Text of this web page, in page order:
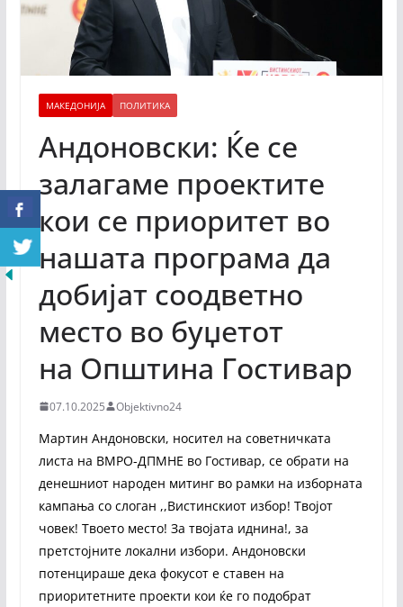
МАКЕДОНИЈА ПОЛИТИКА
Андоновски: Ќе се
залагаме проектите
кои се приоритет во
нашата програма да
добијат соодветно
место во буџетот
на Општина Гостивар
07.10.2025 Objektivno24
Мартин Андоновски, носител на советничката
листа на ВМРО-ДПМНЕ во Гостивар, се обрати на
денешниот народен митинг во рамки на изборната
кампања со слоган ,,Вистинскиот избор! Твојот
човек! Твоето место! За твојата иднина!, за
претстојните локални избори. Андоновски
потенцираше дека фокусот е ставен на
приоритетните проекти кои ќе го подобрат